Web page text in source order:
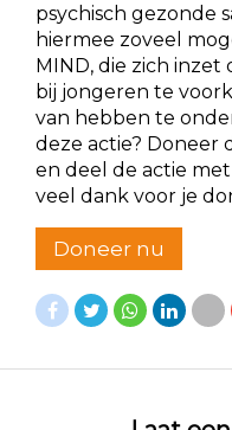
psychisch gezonde
hiermee zoveel
MIND, die zich
bij jongeren te
van hebben te
deze actie? Doneer
en deel de actie
veel dank voor je
Doneer nu